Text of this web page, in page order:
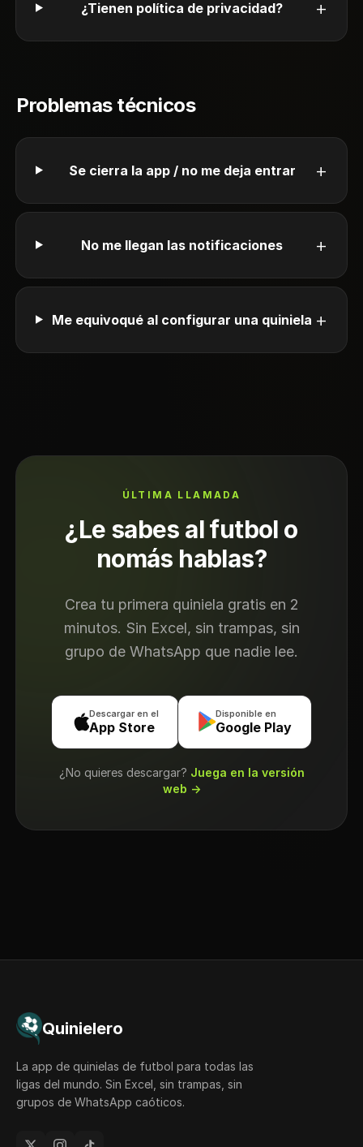
¿Tienen política de privacidad? +
Problemas técnicos
Se cierra la app / no me deja entrar +
No me llegan las notificaciones +
Me equivoqué al configurar una quiniela +
ÚLTIMA LLAMADA
¿Le sabes al futbol o
nomás hablas?
Crea tu primera quiniela gratis en 2
minutos. Sin Excel, sin trampas, sin
grupo de WhatsApp que nadie lee.
Descargar en el
App Store
Disponible en
Google Play
¿No quieres descargar? Juega en la versión
web →
Quinielero
La app de quinielas de futbol para todas las
ligas del mundo. Sin Excel, sin trampas, sin
grupos de WhatsApp caóticos.